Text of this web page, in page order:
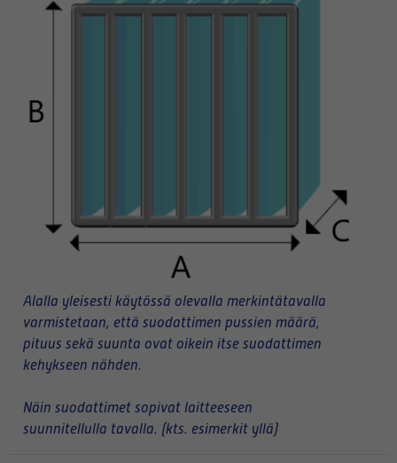
Alalla yleisesti käytössä olevalla merkintätavalla
varmistetaan, että suodattimen pussien määrä,
pituus sekä suunta ovat oikein itse suodattimen
kehykseen nähden.
Näin suodattimet sopivat laitteeseen
suunnitellulla tavalla. (kts. esimerkit yllä)